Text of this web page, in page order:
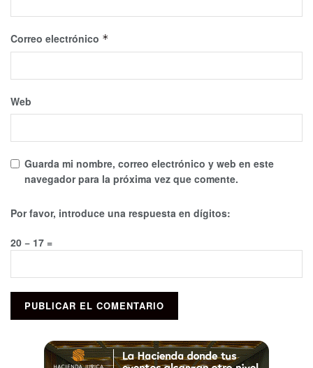
Correo electrónico *
Web
Guarda mi nombre, correo electrónico y web en este
navegador para la próxima vez que comente.
Por favor, introduce una respuesta en dígitos:
20 − 17 =